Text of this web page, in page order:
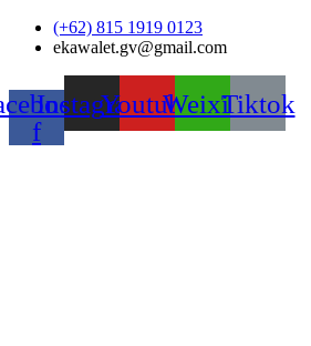
Skip
(+62) 815 1919 0123
ekawalet.gv@gmail.com
f
InstagramYoutubeWeixinTiktok